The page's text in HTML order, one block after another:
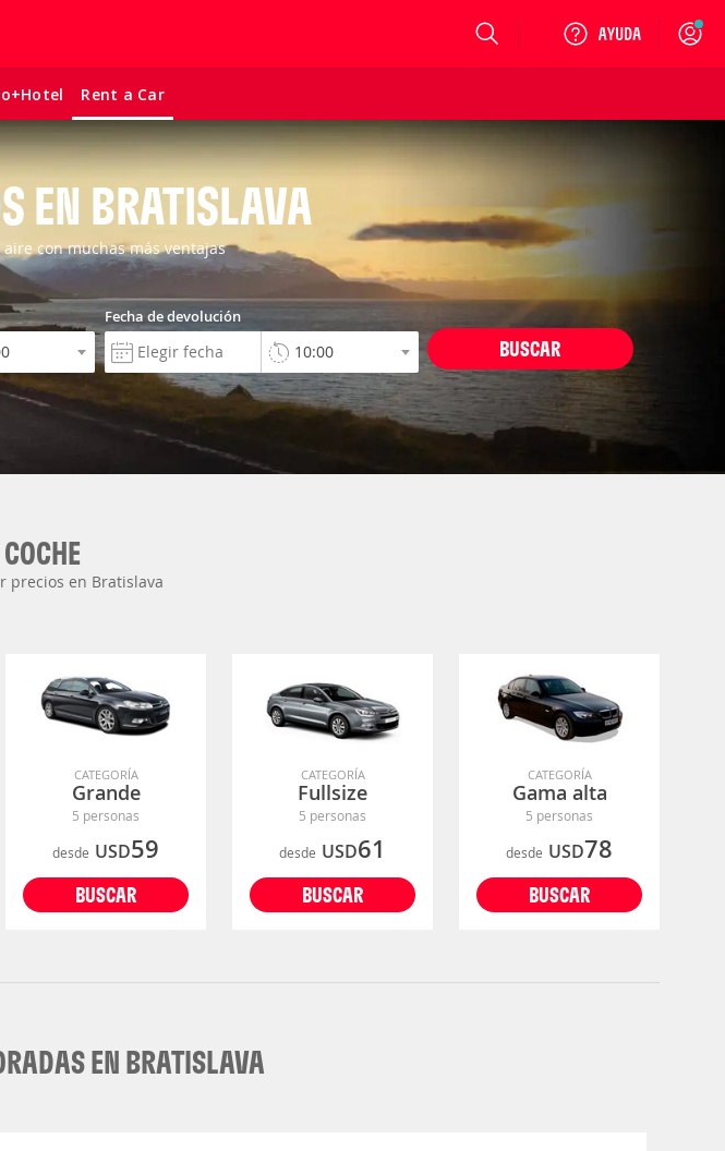
Rent a Car
Login
EN BRATISLAVA
con muchas más ventajas
Fecha de devolución
BUSCAR
precios en Bratislava
CATEGORÍA
Grande
5 personas
desde USD59
BUSCAR
CATEGORÍA
Fullsize
5 personas
desde USD61
BUSCAR
CATEGORÍA
Gama alta
5 personas
desde USD78
BUSCAR
EN BRATISLAVA